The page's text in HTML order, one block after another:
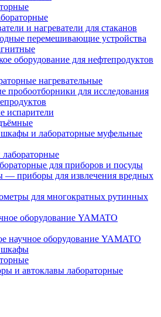
и нагреватели для стаканов
перемешивающие устройства
оборудование для нефтепродуктов
нагревательные
пробоотборники для исследования
испарители
и лабораторные муфельные
для приборов и посуды
— приборы для извлечения вредных
для многократных рутинных
оборудование YAMATO
научное оборудование YAMATO
и автоклавы лабораторные